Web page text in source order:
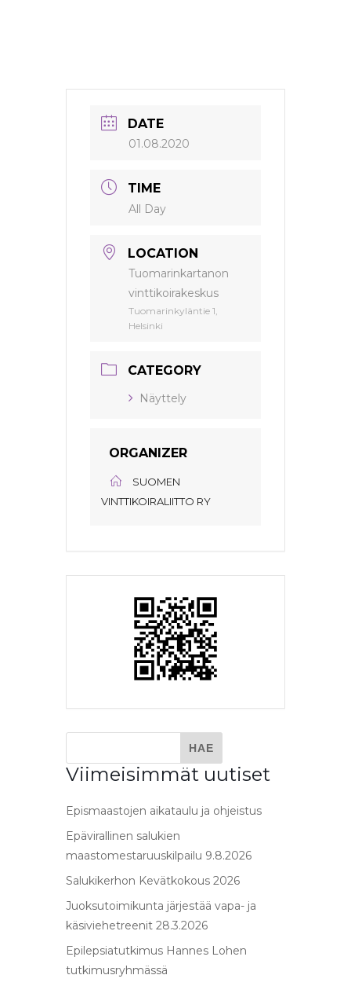
DATE
01.08.2020
TIME
All Day
LOCATION
Tuomarinkartanon
vinttikoirakeskus
Tuomarinkyläntie 1,
Helsinki
CATEGORY
Näyttely
ORGANIZER
SUOMEN
VINTTIKOIRALIITTO RY
Viimeisimmät uutiset
Epismaastojen aikataulu ja ohjeistus
Epävirallinen salukien
maastomestaruuskilpailu 9.8.2026
Salukikerhon Kevätkokous 2026
Juoksutoimikunta järjestää vapa- ja
käsiviehetreenit 28.3.2026
Epilepsiatutkimus Hannes Lohen
tutkimusryhmässä